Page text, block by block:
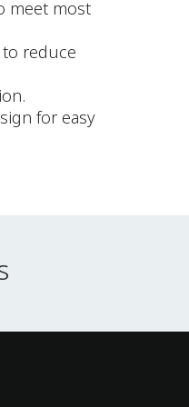
meet most
reduce
for easy